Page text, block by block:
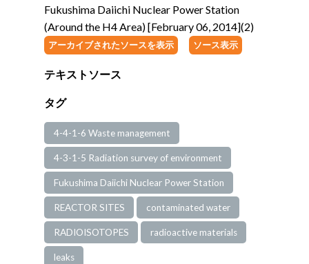
ENGLISH 日本語
Fukushima Daiichi Nuclear Power Station
(Around the H4 Area) [February 06, 2014](2)
アーカイブされたソースを表示 ソース表示
テキストソース
タグ
4-4-1-6 Waste management
4-3-1-5 Radiation survey of environment
Fukushima Daiichi Nuclear Power Station
REACTOR SITES contaminated water
RADIOISOTOPES radioactive materials
leaks